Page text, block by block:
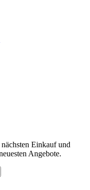
Einkauf und
Angebote.